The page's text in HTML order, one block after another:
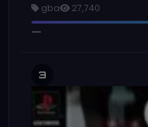
gba 27,740
3